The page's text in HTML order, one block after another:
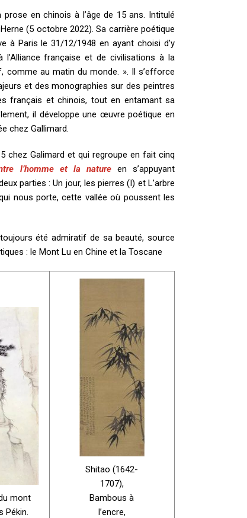
en chinois à l’âge de 15 ans. Intitulé
(5 octobre 2022). Sa carrière poétique
à Paris le 31/12/1948 en ayant choisi d’y
française et de civilisations à la
comme au matin du monde. ». Il s’efforce
et des monographies sur des peintres
français et chinois, tout en entamant sa
il développe une œuvre poétique en
chez Gallimard.
chez Galimard et qui regroupe en fait cinq
l’homme et la nature en s’appuyant
parties : Un jour, les pierres (I) et L’arbre
nous porte, cette vallée où poussent les
été admiratif de sa beauté, source
: le Mont Lu en Chine et la Toscane
mont
Pékin.
Shitao (1642-
1707),
Bambous à
l’encre,